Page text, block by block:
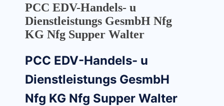
PCC EDV-Handels- u
Dienstleistungs GesmbH Nfg
KG Nfg Supper Walter
PCC EDV-Handels- u
Dienstleistungs GesmbH
Nfg KG Nfg Supper Walter